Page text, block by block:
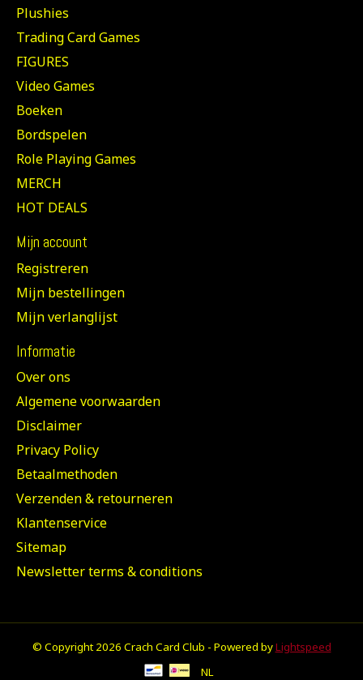
Plushies
Trading Card Games
FIGURES
Video Games
Boeken
Bordspelen
Role Playing Games
MERCH
HOT DEALS
Mijn account
Registreren
Mijn bestellingen
Mijn verlanglijst
Informatie
Over ons
Algemene voorwaarden
Disclaimer
Privacy Policy
Betaalmethoden
Verzenden & retourneren
Klantenservice
Sitemap
Newsletter terms & conditions
© Copyright 2026 Crach Card Club - Powered byLightspeed
NL